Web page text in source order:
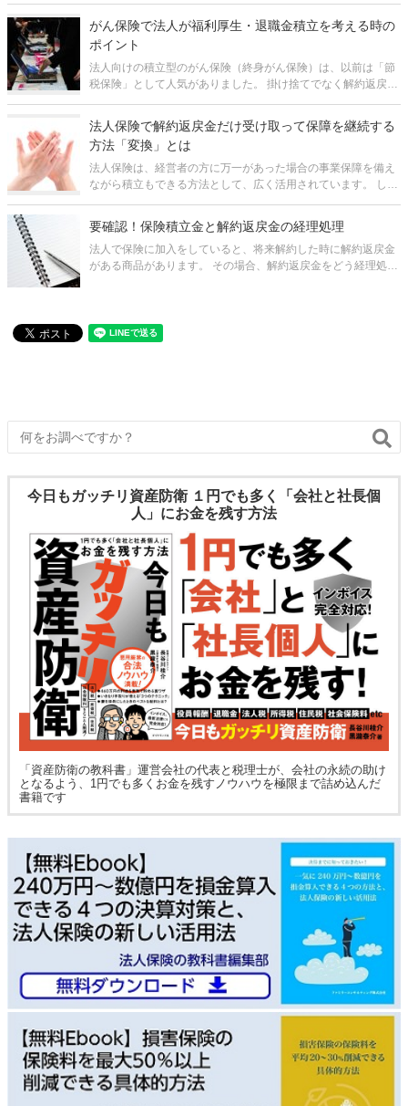
たとえば、コロナ
がん保険で法人が福利厚生・退職金積立を考える時の
ポイント
法人向けの積立型のがん保険（終身がん保険）は、以前は「節
税保険」として人気がありました。 掛け捨てでなく解約返戻金
した。 しかし
法人保険で解約返戻金だけ受け取って保障を継続する
方法「変換」とは
法人保険は、経営者の方に万一があった場合の事業保障を備え
ながら積立もできる方法として、広く活用されています。 しか
るのは困る」とい
要確認！保険積立金と解約返戻金の経理処理
法人で保険に加入をしていると、将来解約した時に解約返戻金
がある商品があります。 その場合、解約返戻金をどう経理処理
今日もガッチリ資産防衛 １円でも多く「会社と社長個
人」にお金を残す方法
「資産防衛の教科書」運営会社の代表と税理士が、会社の永続の助け
となるよう、1円でも多くお金を残すノウハウを極限まで詰め込んだ
書籍です
通話料無料で今すぐ 予約フォームから